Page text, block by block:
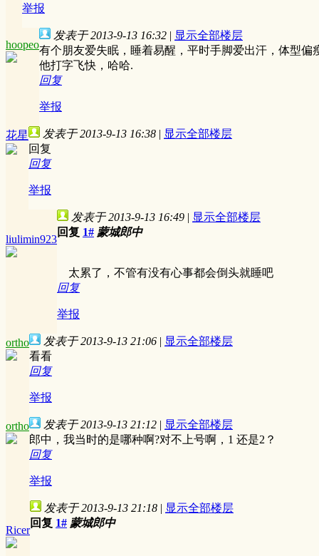
举报
hoopeo
发表于 2013-9-13 16:32 | 显示全部楼层
有个朋友爱失眠，睡着易醒，平时手脚爱出汗，体型
他打字飞快，哈哈.
回复
举报
花星 发表于 2013-9-13 16:38 | 显示全部楼层
回复
回复
举报
liulimin923
发表于 2013-9-13 16:49 | 显示全部楼层
回复 1# 蒙城郎中
太累了，不管有没有心事都会倒头就睡吧
回复
举报
ortho 发表于 2013-9-13 21:06 | 显示全部楼层
看看
回复
举报
ortho 发表于 2013-9-13 21:12 | 显示全部楼层
郎中，我当时的是哪种啊?对不上号啊，1 还是2？
回复
举报
Ricer
发表于 2013-9-13 21:18 | 显示全部楼层
回复 1# 蒙城郎中